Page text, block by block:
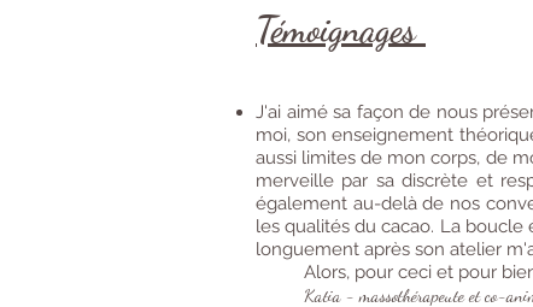
Témoignages
J'ai aimé sa façon de nous
moi, son enseignement
aussi limites de mon corps, de
merveille par sa discrète et
également au-delà de nos
les qualités du cacao. La
longuement après son atelier
Alors, pour ceci et pour
Katia - massothérapeute et co-